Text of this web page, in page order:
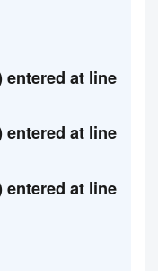
entered at line
entered at line
entered at line